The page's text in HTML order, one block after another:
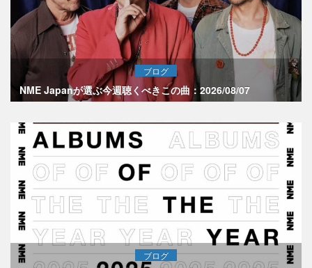
ブログ
NME Japanが選ぶ今週聴くべきこの曲：2026/08/07
ブログ